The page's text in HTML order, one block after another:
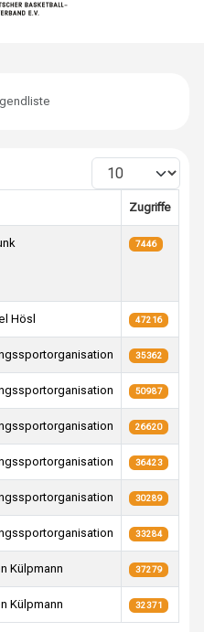
Anzeige #
Zugriffe
7446
Hösl 47216
35362
50987
26620
36423
30289
33284
Külpmann 37279
Külpmann 32371